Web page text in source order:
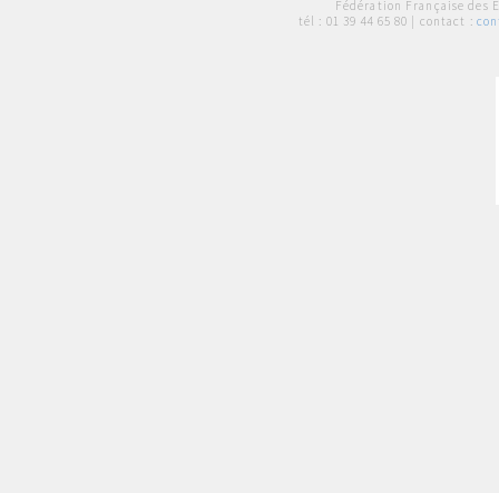
Fédération Française des
tél : 01 39 44 65 80 | contact :